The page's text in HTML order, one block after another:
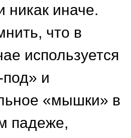
никак иначе.
что в
используется
под» и
«мышки» в
падеже,